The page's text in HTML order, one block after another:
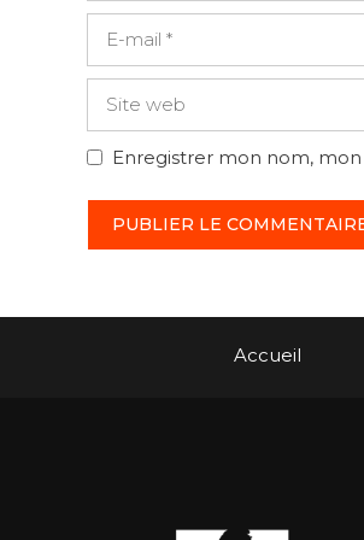
Enregistrer mon nom,
Accueil